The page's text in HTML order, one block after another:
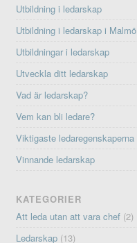
Utbildning i ledarskap
Utbildning i ledarskap i Malmö
Utbildningar i ledarskap
Utveckla ditt ledarskap
Vad är ledarskap?
Vem kan bli ledare?
Viktigaste ledaregenskaperna
Vinnande ledarskap
KATEGORIER
Att leda utan att vara chef (2)
Ledarskap (13)